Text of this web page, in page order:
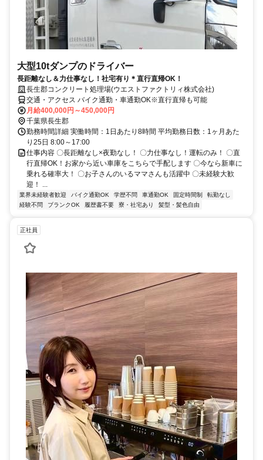
大型10tダンプのドライバー
長距離なし＆力仕事なし！社宅有り＊直行直帰OK！
長生郡コンクリート処理場(ウエストファクトリィ株式会社)
交通・アクセス バイク通勤・車通勤OK※直行直帰も可能
月給400,000円～450,000円
千葉県長生郡
勤務時間詳細 実働時間：1日あたり8時間 平均勤務日数：1ヶ月あた
り25日 8:00～17:00
仕事内容 〇長距離なし×夜勤なし！ 〇力仕事なし！運転のみ！ 〇直
行直帰OK！お家から近い車庫をこちらで手配します 〇今なら新車に
乗れる確率大！ 〇お子さんのいるママさんも活躍中 〇未経験大歓
迎！ ...
業界未経験者歓迎 バイク通勤OK 学歴不問 車通勤OK 固定時間制
転勤なし
経験不問
ブランクOK 履歴書不要 寮・社宅あり 髪型・髪色自由
正社員